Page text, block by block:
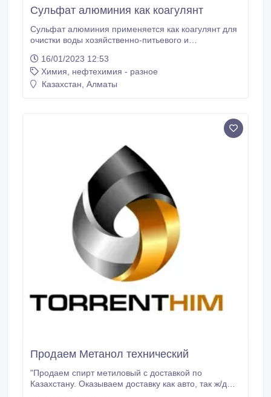
Сульфат алюминия как коагулянт
Сульфат алюминия применяется как коагулянт для
очистки воды хозяйственно-питьевого и
бумажной, текстильной, кожевенной и других
отраслях промышленности. Используется в
качестве пищевой добавки E520. В фотографии
16/01/2023 12:53
Химия, нефтехимия - разное
Казахстан, Алматы
Продаем Метанол технический
"Продаем спирт метиловый с доставкой по
Казахстану. Оказываем доставку как авто, так ж/д